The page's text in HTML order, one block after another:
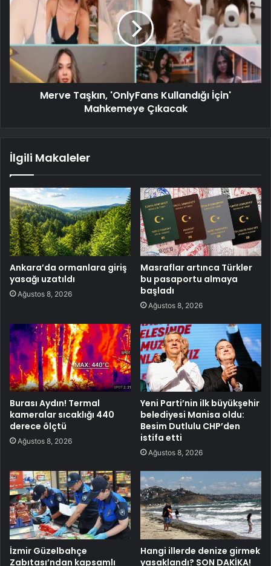
Merve Taşkın, 'OnlyFans Kullandığı İçin'
Mahkemeye Çıkacak
İlgili Makaleler
Ankara’da ormanlara giriş
yasağı uzatıldı
Ağustos 8, 2026
Masraflar artınca Türkler
bu pasaportu almaya
başladı
Ağustos 8, 2026
Burası Aydın! Termal
kameralar sıcaklığı 440
derece ölçtü
Ağustos 8, 2026
Yeni Parti’nin ilk büyükşehir
belediyesi Manisa oldu:
Besim Dutlulu CHP’den
istifa etti
Ağustos 8, 2026
İzmir Güzelbahçe
Zabıtası’ndan kapsamlı
Hangi illerde denize girmek
yasaklandı? SON DAKİKA!